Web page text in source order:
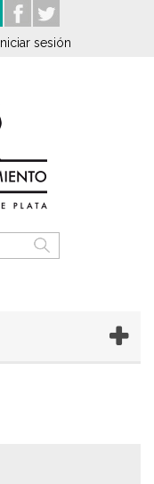
Iniciar sesión